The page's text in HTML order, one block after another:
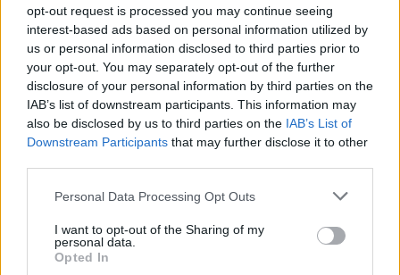
opt-out request is processed you may continue seeing
interest-based ads based on personal information utilized by
us or personal information disclosed to third parties prior to
your opt-out. You may separately opt-out of the further
disclosure of your personal information by third parties on the
IAB’s list of downstream participants. This information may
also be disclosed by us to third parties on the IAB’s List of
Downstream Participants that may further disclose it to other
Please note that this website/app uses one or more Google
not limited to your visit or usage behaviour. You may click to
grant or deny consent to Google and its third-party tags to
use your data for below specified purposes in below Google
Personal Data Processing Opt Outs
I want to opt-out of the Sharing of my
personal data.
Opted In
előtt.